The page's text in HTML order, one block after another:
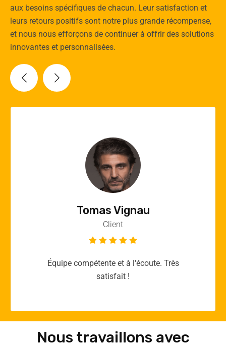
aux besoins spécifiques de chacun. Leur satisfaction et
leurs retours positifs sont notre plus grande récompense,
et nous nous efforçons de continuer à offrir des solutions
innovantes et personnalisées.
Vincent Quere
Client
Merci yellow365.work pour votre expertise!
Nous travaillons avec